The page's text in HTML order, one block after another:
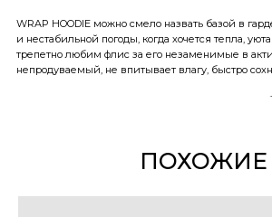
WRAP HOODIE можно смело назвать базой в
и нестабильной погоды, когда хочется тепла,
трепетно любим флис за его незаменимые в
непродуваемый, не впитывает влагу, быстро
В этом худи нет ничего лишнего, но есть все
ПОХОЖИЕ